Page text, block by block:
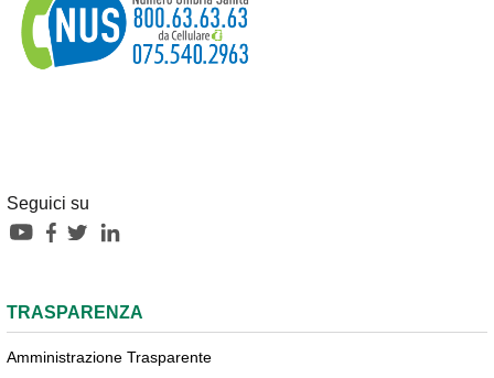
Seguici su
TRASPARENZA
Amministrazione Trasparente